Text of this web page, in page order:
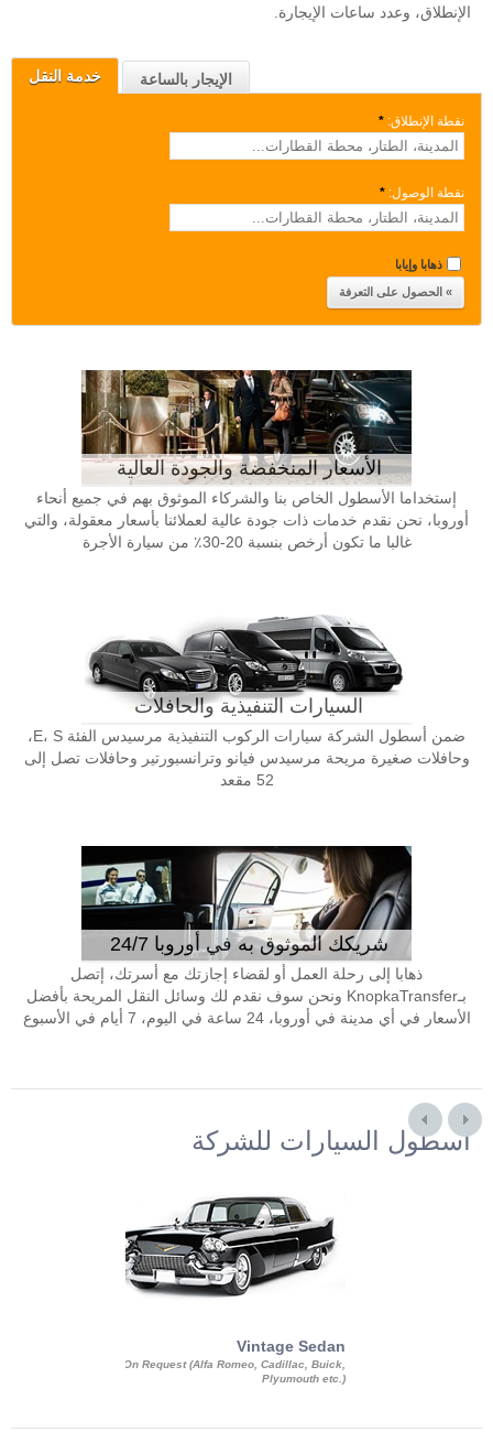
خدمة النقل الإيجار بالساعة
نقطة الإنطلاق: *
نقطة الوصول: *
ذهابا وإيابا
الأسعار المنخفضة والجودة العالية
إستخداما الأسطول الخاص بنا والشركاء الموثوق بهم في جميع أنحاء
أوروبا، نحن نقدم خدمات ذات جودة عالية لعملائنا بأسعار معقولة، والتي
غالبا ما تكون أرخص بنسبة 20-30٪ من سيارة الأجرة
السيارات التنفيذية والحافلات
ضمن أسطول الشركة سيارات الركوب التنفيذية مرسيدس الفئة E، S،
وحافلات صغيرة مريحة مرسيدس فيانو وترانسبورتير وحافلات تصل إلى
52 مقعد
شريكك الموثوق به في أوروبا 24/7
ذهابا إلى رحلة العمل أو لقضاء إجازتك مع أسرتك، إتصل
بـKnopkaTransfer ونحن سوف نقدم لك وسائل النقل المريحة بأفضل
الأسعار في أي مدينة في أوروبا، 24 ساعة في اليوم، 7 أيام في الأسبوع
الإنطلاق، وعدد ساعات الإيجارة.
أسطول السيارات للشركة
Vintage Sedan
On Request (Alfa Romeo, Cadillac, Buick,
Plyumouth etc.)